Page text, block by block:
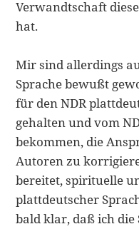
Verwandtschaft
hat.
Mir sind allerdings
Sprache bewußt
für den NDR
gehalten und vom
bekommen, die
Auto­ren zu
bereitet, spirituelle
plattdeutscher
bald klar, daß ich